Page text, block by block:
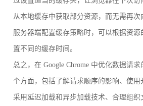
从本地缓存中获取部分资源，而无需再次
服务器端配置缓存策略时，可以根据资
置不同的缓存时间。
总之，在 Google Chrome 中优化数据请
个方面，包括了解请求顺序的影响、使用
采用延迟加载和异步加载技术、合理组织